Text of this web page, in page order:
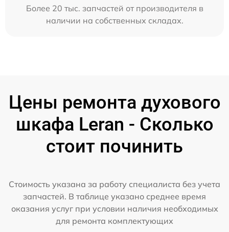
Более 20 тыс. запчастей от производителя в
наличии на собственных складах.
Цены ремонта духового
шкафа Leran - Сколько
стоит починить
Стоимость указана за работу специалиста без учета
запчастей. В таблице указано среднее время
оказания услуг при условии наличия необходимых
для ремонта комплектующих